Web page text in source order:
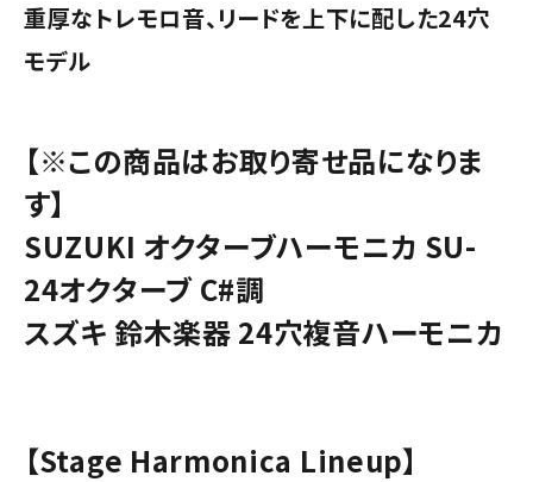
重厚なトレモロ音、リードを上下に配した24穴
モデル
【※この商品はお取り寄せ品になりま
す】
SUZUKI オクターブハーモニカ SU-
24オクターブ C#調
スズキ 鈴木楽器 24穴複音ハーモニカ
【Stage Harmonica Lineup】